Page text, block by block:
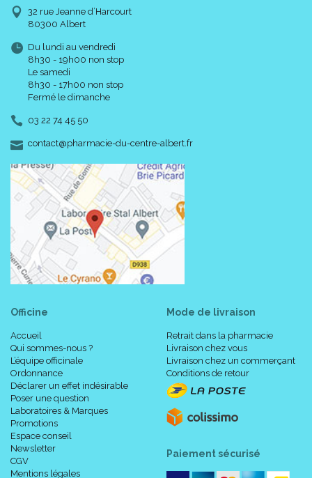
32 rue Jeanne d’Harcourt
80300 Albert
Du lundi au vendredi
8h30 - 19h00 non stop
Le samedi
8h30 - 17h00 non stop
Fermé le dimanche
03 22 74 45 50
contact-
@-
pharmacie-du-centre-albert.fr
Officine
Accueil
Qui sommes-nous ?
L’équipe officinale
Ordonnance
Déclarer un effet indésirable
Poser une question
Laboratoires & Marques
Promotions
Espace conseil
Newsletter
CGV
Mentions légales
Mode de livraison
Retrait dans la pharmacie
Livraison chez vous
Livraison chez un commerçant
Conditions de retour
Paiement sécurisé